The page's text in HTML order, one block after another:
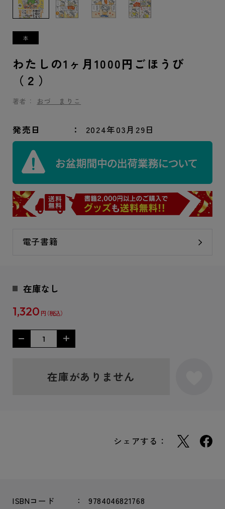
わたしの1ヶ月1000円ごほうび
（２）
著者： おづ まりこ
発売日 2024年03月29日
電子書籍
在庫なし
1,320 円
在庫がありません
シェアする：
ISBNコード
9784046821768